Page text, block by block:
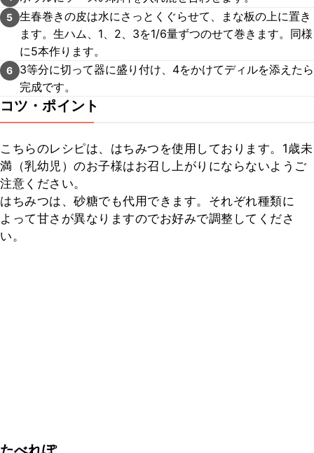
5 生春巻きの皮は水にさっとくぐらせて、まな板の上に置き
ます。生ハム、1、2、3を1/6量ずつのせて巻きます。同様
に5本作ります。
6
3等分に切って器に盛り付け、4をかけてディルを添えたら
完成です。
コツ・ポイント
こちらのレシピは、はちみつを使用しております。1歳未
満（乳幼児）のお子様はお召し上がりにならないようご
注意ください。
はちみつは、砂糖でも代用できます。それぞれ種類に
よって甘さが異なりますのでお好みで調整してくださ
い。